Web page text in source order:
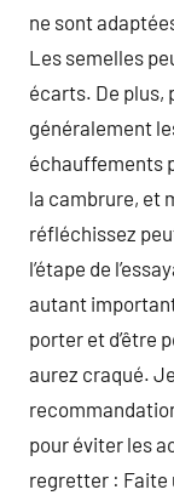
ne sont
Les semelles
écarts. De plus,
généralement
échauffements
la cambrure, et
réfléchissez
l’étape de
autant
porter et d’être
aurez craqué.
pour éviter les
regretter : Faite